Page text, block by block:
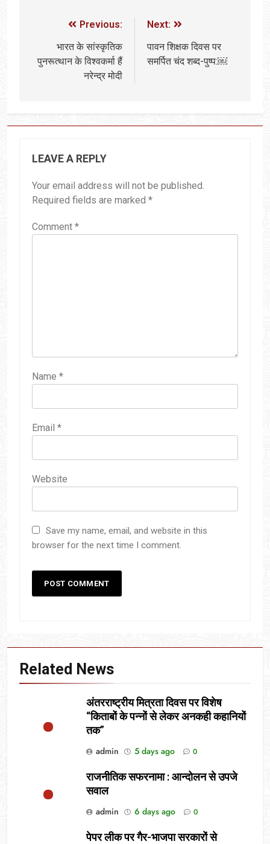
Previous:
भारत के सांस्कृतिक
पुनरूत्थान के विश्वकर्मा हैं
नरेन्द्र मोदी
Next:
पावन शिक्षक दिवस पर
समर्पित चंद शब्द-पुष्प:￼
LEAVE A REPLY
Your email address will not be published.
Required fields are marked *
Comment *
Name *
Email *
Website
Save my name, email, and website in this
browser for the next time I comment.
Related News
अंतरराष्ट्रीय मित्रता दिवस पर विशेष
“किताबों के पन्नों से लेकर अनकही कहानियों
तक”
admin
5 days ago 0
राजनीतिक सफरनामा : आन्दोलन से उपजे
सवाल
admin
6 days ago 0
पेपर लीक पर गैर-भाजपा सरकारों से